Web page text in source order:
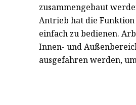
zusammengebaut
Antrieb hat die
einfach zu bedienen.
Innen- und
ausgefahren werden,